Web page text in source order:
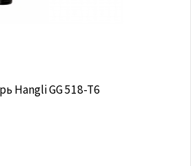
Hangli GG 518-T6